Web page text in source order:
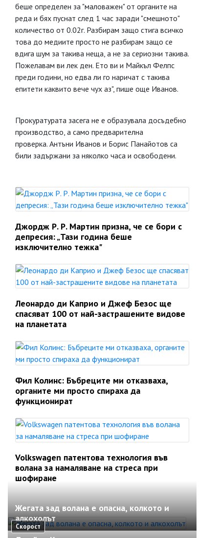
беше определен за "маловажен" от органите на
реда и бях пуснат след 1 час заради "смешното"
количество от 0.02г. Разбирам защо стига всичко
това до медиите просто не разбирам защо се
вдига шум за такива неща, а не за сериозни такива.
Пожелавам ви лек ден. Ето ви и Майкъл Фелпс
преди години, но едва ли го наричат с такива
епитети каквито вече чух аз", пише още Иванов.
Прокуратурата засега не е образувала досъдебно
производство, а само предварителна
проверка. Антъни Иванов и Борис Панайотов са
били задържани за няколко часа и освободени.
Джордж Р. Р. Мартин призна, че се бори с
депресия: „Тази година беше
изключително тежка"
Леонардо ди Каприо и Джеф Безос ще
спасяват 100 от най-застрашените видове
на планетата
Фил Колинс: Бъбреците ми отказваха,
органите ми просто спираха да
функционират
Volkswagen патентова технология във
волана за намаляване на стреса при
шофиране
Скорост
Жегата зад волана е опасна, колкото и
алкохолът